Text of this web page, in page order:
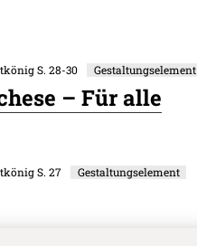
S. 28-30 Gestaltungselement
– Für alle
S. 27 Gestaltungselement